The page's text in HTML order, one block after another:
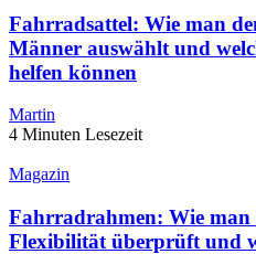
Fahrradsattel: Wie man
Männer auswählt und
helfen können
Martin
4 Minuten Lesezeit
Magazin
Fahrradrahmen: Wie
Flexibilität überprüft und